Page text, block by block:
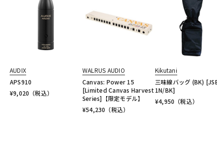
AUDIX
APS910
¥9,020 （税込）
WALRUS AUDIO
Canvas: Power 15
[Limited Canvas Harvest
Series]【限定モデル】
¥54,230 （税込）
Kikutani
三味線バッグ (BK)
1N/BK]
¥4,950 （税込）